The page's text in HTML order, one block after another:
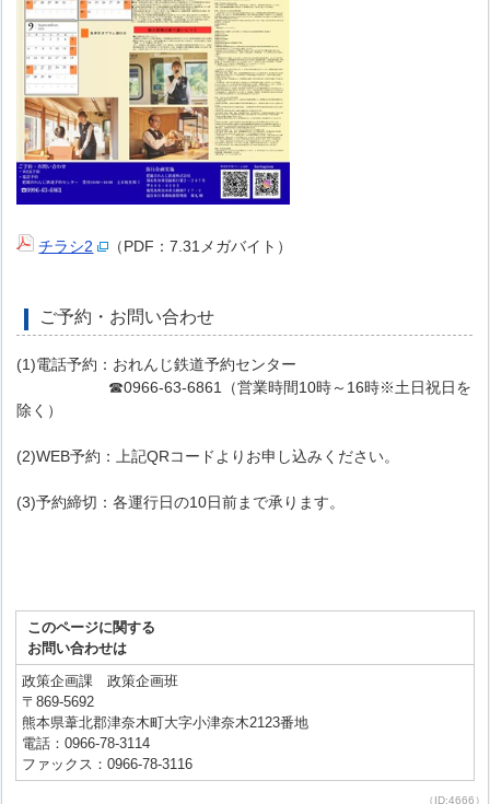
チラシ2 （PDF：7.31メガバイト）
ご予約・お問い合わせ
(1)電話予約：おれんじ鉄道予約センター
☎0966-63-6861（営業時間10時～16時※土日祝日を
除く）
(2)WEB予約：上記QRコードよりお申し込みください。
(3)予約締切：各運行日の10日前まで承ります。
このページに関する
お問い合わせは
政策企画課 政策企画班
〒869-5692
熊本県葦北郡津奈木町大字小津奈木2123番地
電話：0966-78-3114
ファックス：0966-78-3116
（ID:4666）